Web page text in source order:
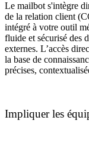
Le mailbot s'intègre
de la relation client
intégré à votre outil
fluide et sécurisé des
externes. L’accès
la base de
précises,
Impliquer les